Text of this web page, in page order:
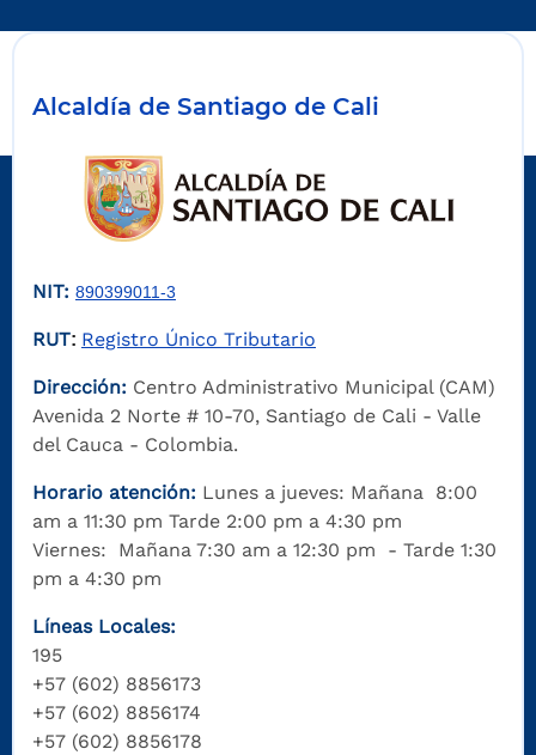
Alcaldía de Santiago de Cali
NIT: 890399011-3
RUT: Registro Único Tributario
Dirección: Centro Administrativo Municipal (CAM)
Avenida 2 Norte # 10-70, Santiago de Cali - Valle
del Cauca - Colombia.
Horario atención: Lunes a jueves: Mañana 8:00
am a 11:30 pm Tarde 2:00 pm a 4:30 pm
Viernes: Mañana 7:30 am a 12:30 pm - Tarde 1:30
pm a 4:30 pm
Líneas Locales:
195
+57 (602) 8856173
+57 (602) 8856174
+57 (602) 8856178